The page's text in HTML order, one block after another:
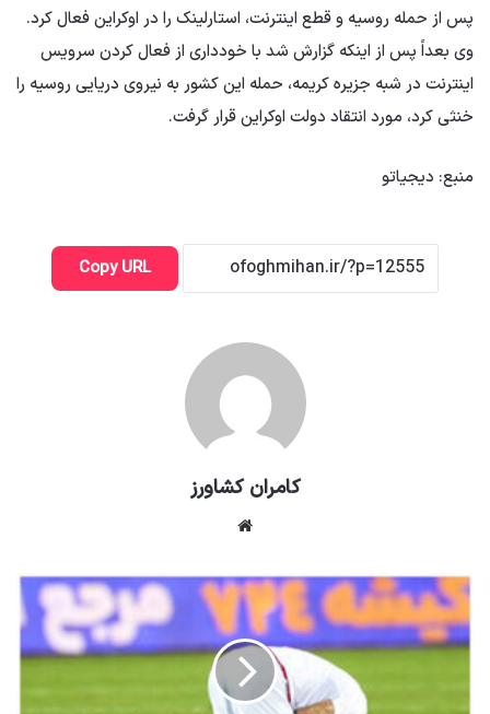
پس از حمله روسیه و قطع اینترنت، استارلینک را در اوکراین فعال کرد.
وی بعداً پس از اینکه گزارش شد با خودداری از فعال کردن سرویس
اینترنت در شبه جزیره کریمه، حمله این کشور به نیروی دریایی روسیه را
خنثی کرد، مورد انتقاد دولت اوکراین قرار گرفت.
منبع: دیجیاتو
Copy URL
کامران کشاورز